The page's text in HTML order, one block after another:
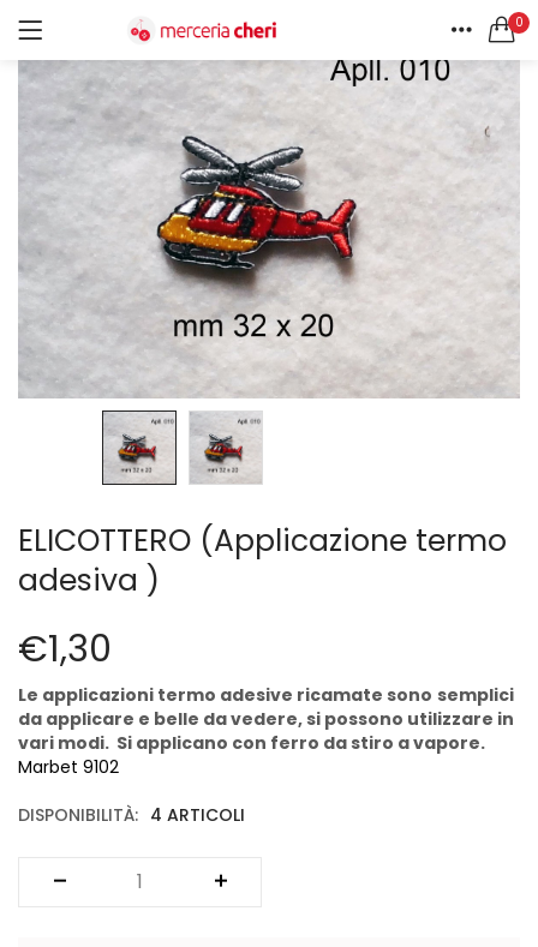
0
HOME
ACCOUNT
ACCEDI REGISTRATI
Ricordami
Password dimenticata?
CERCA IN:
Tutte le categorie
Accessori Design (56)
Accessori merceria (94)
Cesti portalavoro (8)
Aghi e spilli (24)
Applicazioni (26)
Borse (6)
Bottoni Vintage (204)
Lotti di Bottoni vintage (27)
Bottoni/alamari/automatici (46)
Alamari (5)
Calze collant donna (24)
Cerniere lampo / Zip/Fibbie (27)
Elastici (10)
filati cucirini e affini (9)
Guanti (1)
LANA (27)
Minuterie (58)
Nastri, fettucce, cordoni, (49)
ELICOTTERO (Applicazione termo
adesiva )
€1,30
Le applicazioni termo adesive ricamate sono semplici
da applicare e belle da vedere, si possono utilizzare in
vari modi. Si applicano con ferro da stiro a vapore.
Marbet 9102
DISPONIBILITÀ: 4 ARTICOLI